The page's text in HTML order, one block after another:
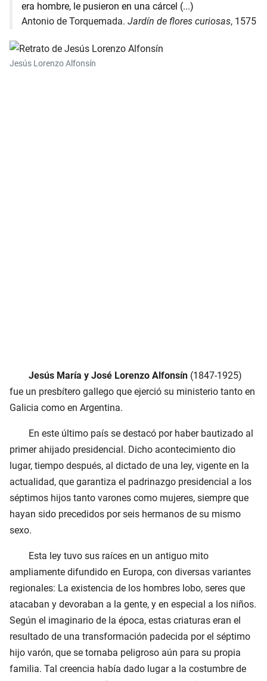
era hombre, le pusieron en una cárcel (...)
Antonio de Torquemada. Jardín de flores curiosas, 1575
Jesús Lorenzo Alfonsín
Jesús María y José Lorenzo Alfonsín (1847-1925)
fue un presbítero gallego que ejerció su ministerio tanto en
Galicia como en Argentina.
En este último país se destacó por haber bautizado al
primer ahijado presidencial. Dicho acontecimiento dio
lugar, tiempo después, al dictado de una ley, vigente en la
actualidad, que garantiza el padrinazgo presidencial a los
séptimos hijos tanto varones como mujeres, siempre que
hayan sido precedidos por seis hermanos de su mismo
sexo.
Esta ley tuvo sus raíces en un antiguo mito
ampliamente difundido en Europa, con diversas variantes
regionales: La existencia de los hombres lobo, seres que
atacaban y devoraban a la gente, y en especial a los niños.
Según el imaginario de la época, estas criaturas eran el
resultado de una transformación padecida por el séptimo
hijo varón, que se tornaba peligroso aún para su propia
familia. Tal creencia había dado lugar a la costumbre de